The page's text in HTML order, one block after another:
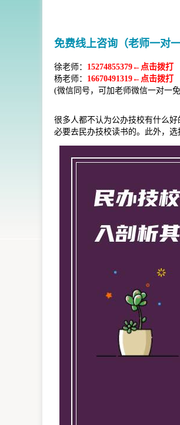
免费线上咨询（老师一对
徐老师： 15274855379←点击拨打
杨老师： 16670491319←点击拨打
(微信同号，可加老师微信一对一
很多人都不认为公办技校有什么
必要去民办技校读书的。此外，